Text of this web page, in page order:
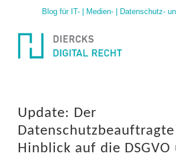
Blog für IT- | Medien- | Datenschutz-
Update: Der
Hinblick auf die DSGVO